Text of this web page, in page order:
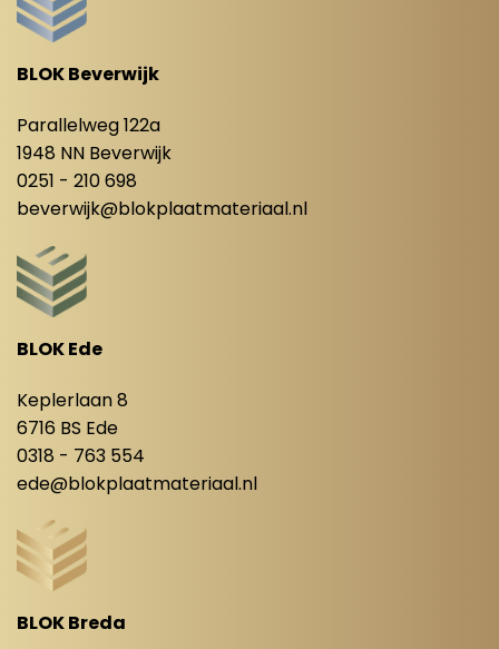
BLOK Beverwijk
Parallelweg 122a
1948 NN Beverwijk
0251 - 210 698
beverwijk@blokplaatmateriaal.nl
BLOK Ede
Keplerlaan 8
6716 BS Ede
0318 - 763 554
ede@blokplaatmateriaal.nl
BLOK Breda